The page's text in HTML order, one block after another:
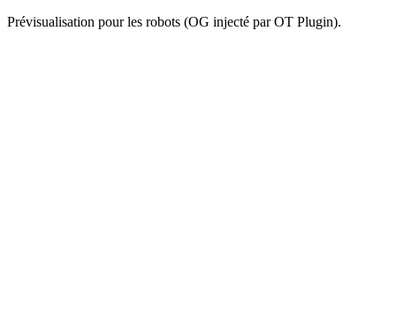
Prévisualisation pour les robots (OG injecté par OT Plugin).